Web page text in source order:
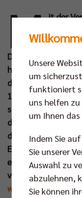
M it der
Deutschland für
haben Anlass zur
diesmal schon
1KOMMA5°
starten die BR
die Helios Grizzlys
die Bundesliga. Ab
Einzelkarten für
erhältlich sein. Bis
volle Auswahl an
www.br-
Unsere
um
funktioniert
uns helfen zu
um Ihnen
Indem Sie
Sie unserer
Auswahl zu
abzulehnen,
Sie können